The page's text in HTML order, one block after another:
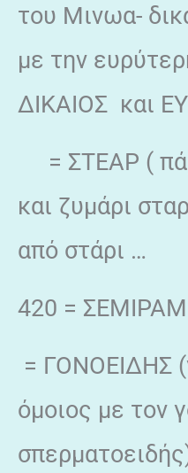
του Μινωα-
με την
ΔΙΚΑΙΟΣ και
= ΣΤΕΑΡ (
και ζυμάρι
από στάρι …
420 =
= ΓΟΝΟΕΙΔΗΣ
όμοιος με τον